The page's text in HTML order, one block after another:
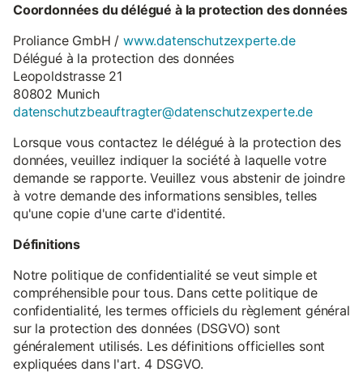
Coordonnées du délégué à la protection des données
Proliance GmbH /www.datenschutzexperte.de
Délégué à la protection des données
Leopoldstrasse 21
80802 Munich
datenschutzbeauftragter@datenschutzexperte.de
Lorsque vous contactez le délégué à la protection des
données, veuillez indiquer la société à laquelle votre
demande se rapporte. Veuillez vous abstenir de joindre
à votre demande des informations sensibles, telles
qu'une copie d'une carte d'identité.
Définitions
Notre politique de confidentialité se veut simple et
compréhensible pour tous. Dans cette politique de
confidentialité, les termes officiels du règlement général
sur la protection des données (DSGVO) sont
généralement utilisés. Les définitions officielles sont
expliquées dans l'art. 4 DSGVO.